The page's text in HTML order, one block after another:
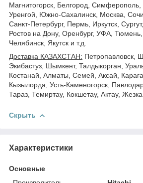
Магнитогорск, Белгород,
Уренгой, Южно-Сахалинск, Москва,
Санкт-Петербург, Пермь, Иркутск,
Ростов на Дону, Оренбург, УФА, Тюмень,
Челябинск, Якутск и т.д.
Доставка КАЗАХСТАН: Петропавловск,
Экибастуз, Шымкент, Талдыкорган,
Костанай, Алматы, Семей, Аксай,
Кызылорда, Усть-Каменогорск,
Тараз, Темиртау, Кокшетау, Актау,
Скрыть
Характеристики
Основные